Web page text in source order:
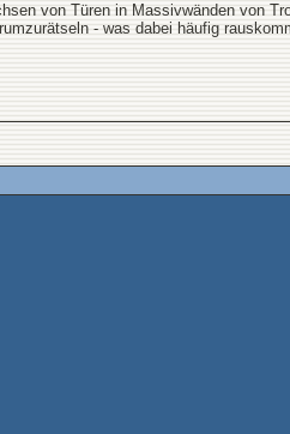
von Türen in Massivwänden von
- was dabei häufig